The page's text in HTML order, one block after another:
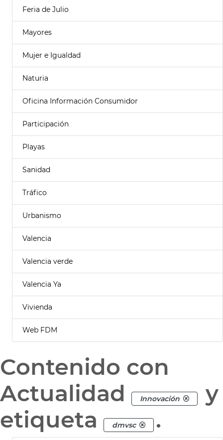
Feria de Julio
Mayores
Mujer e Igualdad
Naturia
Oficina Información Consumidor
Participación
Playas
Sanidad
Tráfico
Urbanismo
Valencia
Valencia verde
Valencia Ya
Vivienda
Web FDM
Contenido con
Actualidad
Innovación
y
etiqueta
dmvsc .